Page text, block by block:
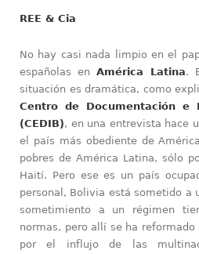
REE & Cia
No hay casi nada limpio en el
españolas en América Latina.
situación es dramática, como
Centro de Documentación e
(CEDIB), en una entrevista hace
el país más obediente de
pobres de América Latina, sólo
Haití. Pero ese es un país
personal, Bolivia está sometido a
sometimiento a un régimen
normas, pero allí se ha
por el influjo de las